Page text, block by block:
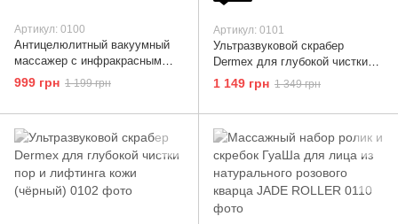
Артикул: 0100
Антицелюлитный вакуумный
массажер с инфракрасным
подогревом для тела
999 грн 1 199 грн
Артикул: 0101
Ультразвуковой скрабер
Dermex для глубокой чистки
пор и лифтинга кожи (белый)
1 149 грн 1 349 грн